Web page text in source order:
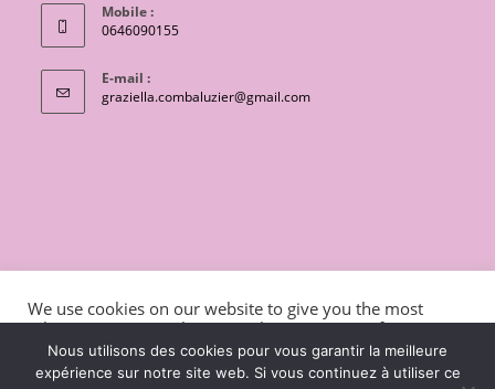
Mobile :
0646090155
E-mail :
graziella.combaluzier@gmail.comS’ouvre
CONTACT
Conditions générales de vente
Mentions légales et politique de confidentialité
Livraisons
charte de protection des données personnelles
We use cookies on our website to give you the most
relevant experience by remembering your preferences
and repeat visits. By clicking “Accept”, you consent to the
use of ALL the cookies.
Nous utilisons des cookies pour vous garantir la meilleure
expérience sur notre site web. Si vous continuez à utiliser ce